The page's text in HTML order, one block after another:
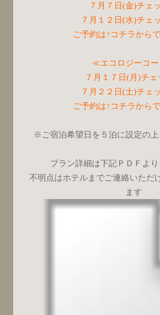
７月７日(金)チェ
７月１２日(水)チェ
ご予約は↑コチラからで
≪エコロジーコ
７月１７日(月)チェ
７月２２日(土)チェ
ご予約は↑コチラからで
※ご宿泊希望日を５泊に設定の
プラン詳細は下記ＰＤＦよ
不明点はホテルまでご連絡いただ
ます